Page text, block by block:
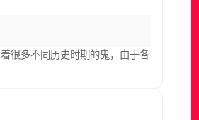
很多不同历史时期的鬼，由于各